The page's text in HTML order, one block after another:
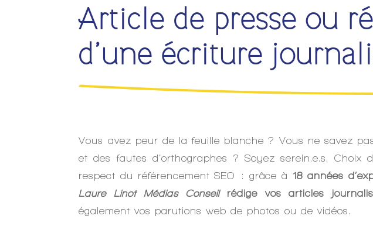
Article de presse ou
d’une écriture
Vous avez peur de la feuille blanche ? Vous ne savez
et des fautes d’orthographes ? Soyez serein.e.s. Choix
respect du référencement SEO : grâce à 18 années
Laure Linot Médias Conseilrédige vos articles
également vos parutions web de photos ou de vidéos.